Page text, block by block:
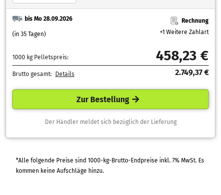
bis Mo 28.09.2026
(in 35 Tagen)
Rechnung
+1 Weitere Zahlart
1000 kg Pelletspreis: 458,23 €
Brutto gesamt: Details 2.749,37 €
Zur Bestellung
Der Händler meldet sich bezüglich der Lieferung
*Alle folgende Preise sind 1000-kg-Brutto-Endpreise inkl. 7% MwSt. Es
kommen keine Aufschläge hinzu.